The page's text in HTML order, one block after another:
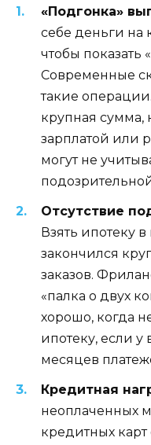
«Подгонка»
себе деньги на
чтобы показать
Современные
такие
крупная сумма,
зарплатой или
могут не
Отсутствие
Взять ипотеку
закончился
заказов.
«палка о двух
хорошо, когда
ипотеку, если у
месяцев
Кредитная
неоплаченных
кредитных